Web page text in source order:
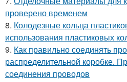
проверено временем
8. Колодезные кольца
использования пластиковых
9. Как правильно соединять
распределительной коробке.
соединения проводов